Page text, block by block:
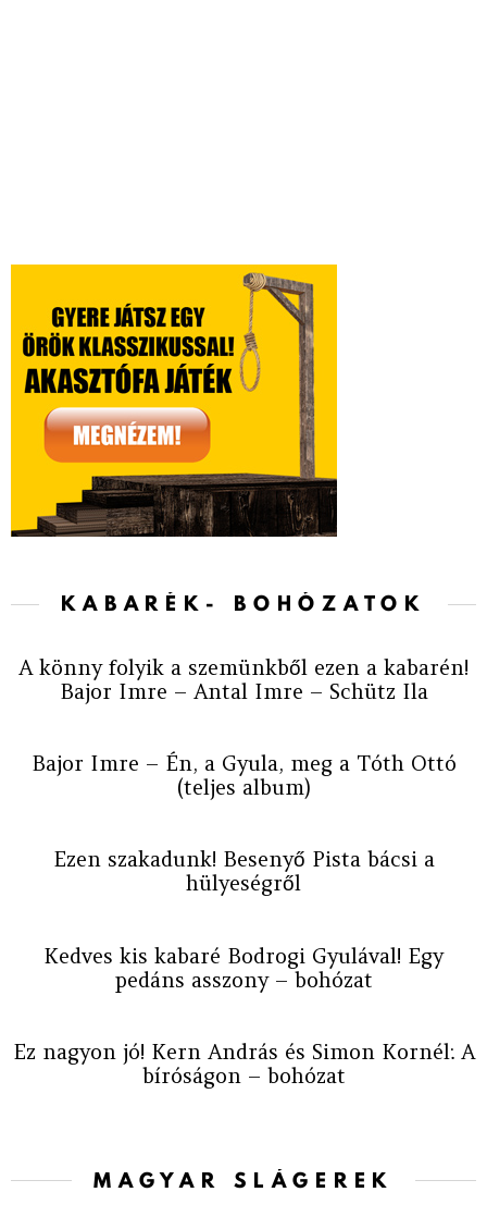
KABARÉK- BOHÓZATOK
A könny folyik a szemünkből ezen a kabarén!
Bajor Imre – Antal Imre – Schütz Ila
Bajor Imre – Én, a Gyula, meg a Tóth Ottó
(teljes album)
Ezen szakadunk! Besenyő Pista bácsi a
hülyeségről
Kedves kis kabaré Bodrogi Gyulával! Egy
pedáns asszony – bohózat
Ez nagyon jó! Kern András és Simon Kornél: A
bíróságon – bohózat
MAGYAR SLÁGEREK